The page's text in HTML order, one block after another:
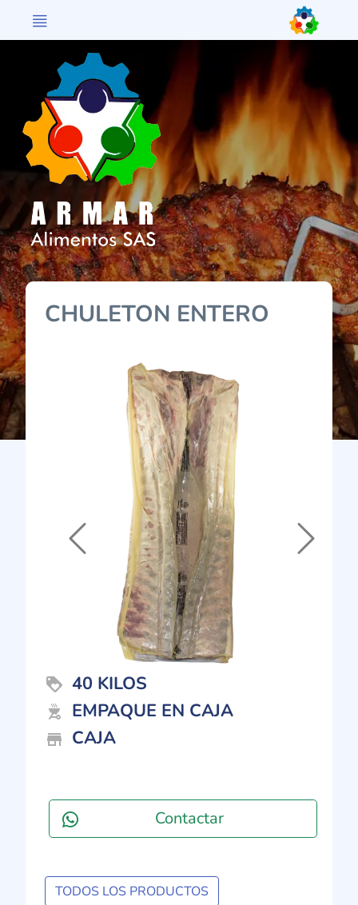
>
CHULETON ENTERO
Previous Next
loyalty 40 KILOS
outdoor_grill EMPAQUE EN CAJA
store_mall_directory CAJA
Contactar
TODOS LOS PRODUCTOS